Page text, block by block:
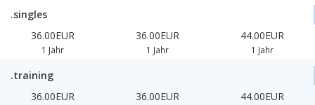
.singles
36.00EUR
1 Jahr
36.00EUR
1 Jahr
44.00EUR
1 Jahr
.training
36.00EUR
36.00EUR 44.00EUR